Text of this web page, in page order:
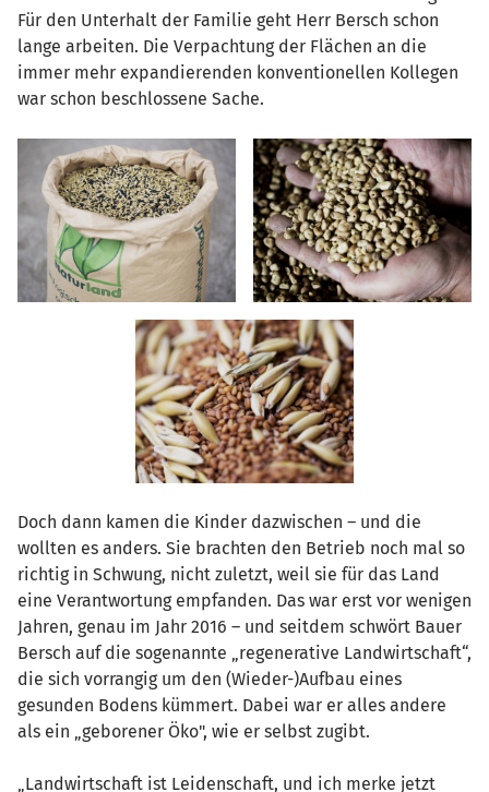
Für den Unterhalt der Familie geht Herr Bersch schon
lange arbeiten. Die Verpachtung der Flächen an die
immer mehr expandierenden konventionellen Kollegen
war schon beschlossene Sache.
Doch dann kamen die Kinder dazwischen – und die
wollten es anders. Sie brachten den Betrieb noch mal so
richtig in Schwung, nicht zuletzt, weil sie für das Land
eine Verantwortung empfanden. Das war erst vor wenigen
Jahren, genau im Jahr 2016 – und seitdem schwört Bauer
Bersch auf die sogenannte „regenerative Landwirtschaft“,
die sich vorrangig um den (Wieder-)Aufbau eines
gesunden Bodens kümmert. Dabei war er alles andere
als ein „geborener Öko", wie er selbst zugibt.
„Landwirtschaft ist Leidenschaft, und ich merke jetzt